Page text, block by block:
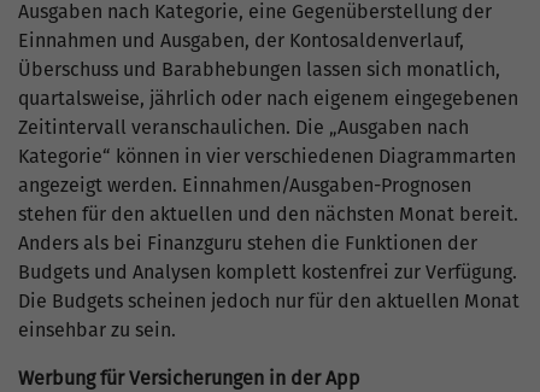
Ausgaben nach Kategorie, eine Gegenüberstellung der
Einnahmen und Ausgaben, der Kontosaldenverlauf,
Überschuss und Barabhebungen lassen sich monatlich,
quartalsweise, jährlich oder nach eigenem eingegebenen
Zeitintervall veranschaulichen. Die „Ausgaben nach
Kategorie“ können in vier verschiedenen Diagrammarten
angezeigt werden. Einnahmen/Ausgaben-Prognosen
stehen für den aktuellen und den nächsten Monat bereit.
Anders als bei Finanzguru stehen die Funktionen der
Budgets und Analysen komplett kostenfrei zur Verfügung.
Die Budgets scheinen jedoch nur für den aktuellen Monat
einsehbar zu sein.
Werbung für Versicherungen in der App